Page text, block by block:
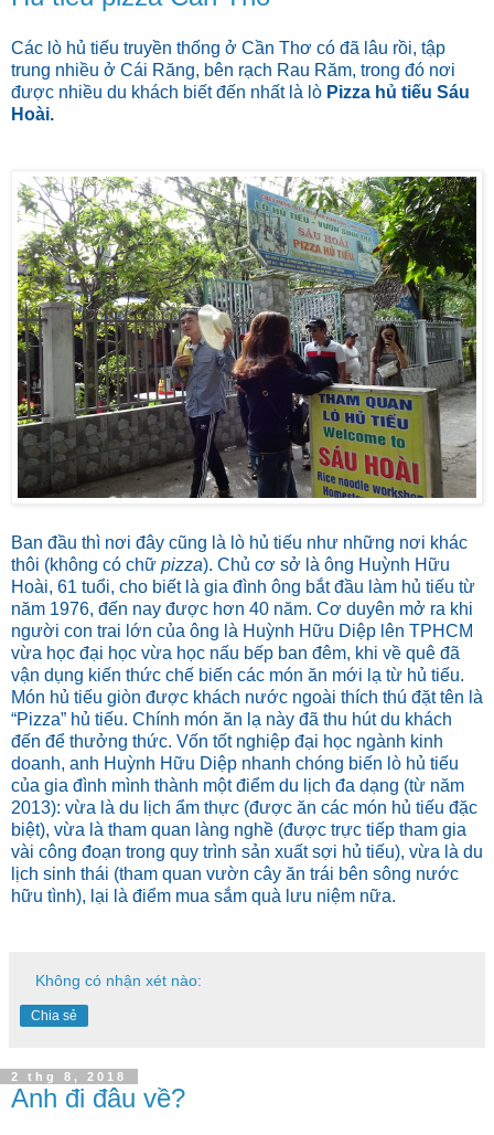
Các lò hủ tiếu truyền thống ở Cần Thơ có đã lâu rồi, tập
trung nhiều ở Cái Răng, bên rạch Rau Răm, trong đó nơi
được nhiều du khách biết đến nhất là lò Pizza hủ tiếu Sáu
Hoài.
Ban đầu thì nơi đây cũng là lò hủ tiếu như những nơi khác
thôi (không có chữ pizza). Chủ cơ sở là ông Huỳnh Hữu
Hoài, 61 tuổi, cho biết là gia đình ông bắt đầu làm hủ tiếu từ
năm 1976, đến nay được hơn 40 năm. Cơ duyên mở ra khi
người con trai lớn của ông là Huỳnh Hữu Diệp lên TPHCM
vừa học đại học vừa học nấu bếp ban đêm, khi về quê đã
vận dụng kiến thức chế biến các món ăn mới lạ từ hủ tiếu.
Món hủ tiếu giòn được khách nước ngoài thích thú đặt tên là
“Pizza” hủ tiếu. Chính món ăn lạ này đã thu hút du khách
đến để thưởng thức. Vốn tốt nghiệp đại học ngành kinh
doanh, anh Huỳnh Hữu Diệp nhanh chóng biến lò hủ tiếu
của gia đình mình thành một điểm du lịch đa dạng (từ năm
2013): vừa là du lịch ẩm thực (được ăn các món hủ tiếu đặc
biệt), vừa là tham quan làng nghề (được trực tiếp tham gia
vài công đoạn trong quy trình sản xuất sợi hủ tiếu), vừa là du
lịch sinh thái (tham quan vườn cây ăn trái bên sông nước
hữu tình), lại là điểm mua sắm quà lưu niệm nữa.
Không có nhận xét nào:
Chia sẻ
2 thg 8, 2018
Anh đi đâu về?